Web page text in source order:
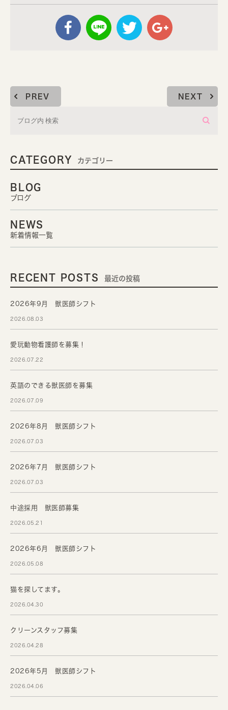
PREV NEXT
CATEGORY カテゴリー
BLOG
ブログ
NEWS
新着情報一覧
RECENT POSTS 最近の投稿
2026年9月 獣医師シフト
2026.08.03
愛玩動物看護師を募集！
2026.07.22
英語のできる獣医師を募集
2026.07.09
2026年8月 獣医師シフト
2026.07.03
2026年7月 獣医師シフト
2026.07.03
中途採用 獣医師募集
2026.05.21
2026年6月 獣医師シフト
2026.05.08
猫を探してます。
2026.04.30
クリーンスタッフ募集
2026.04.28
2026年5月 獣医師シフト
2026.04.06